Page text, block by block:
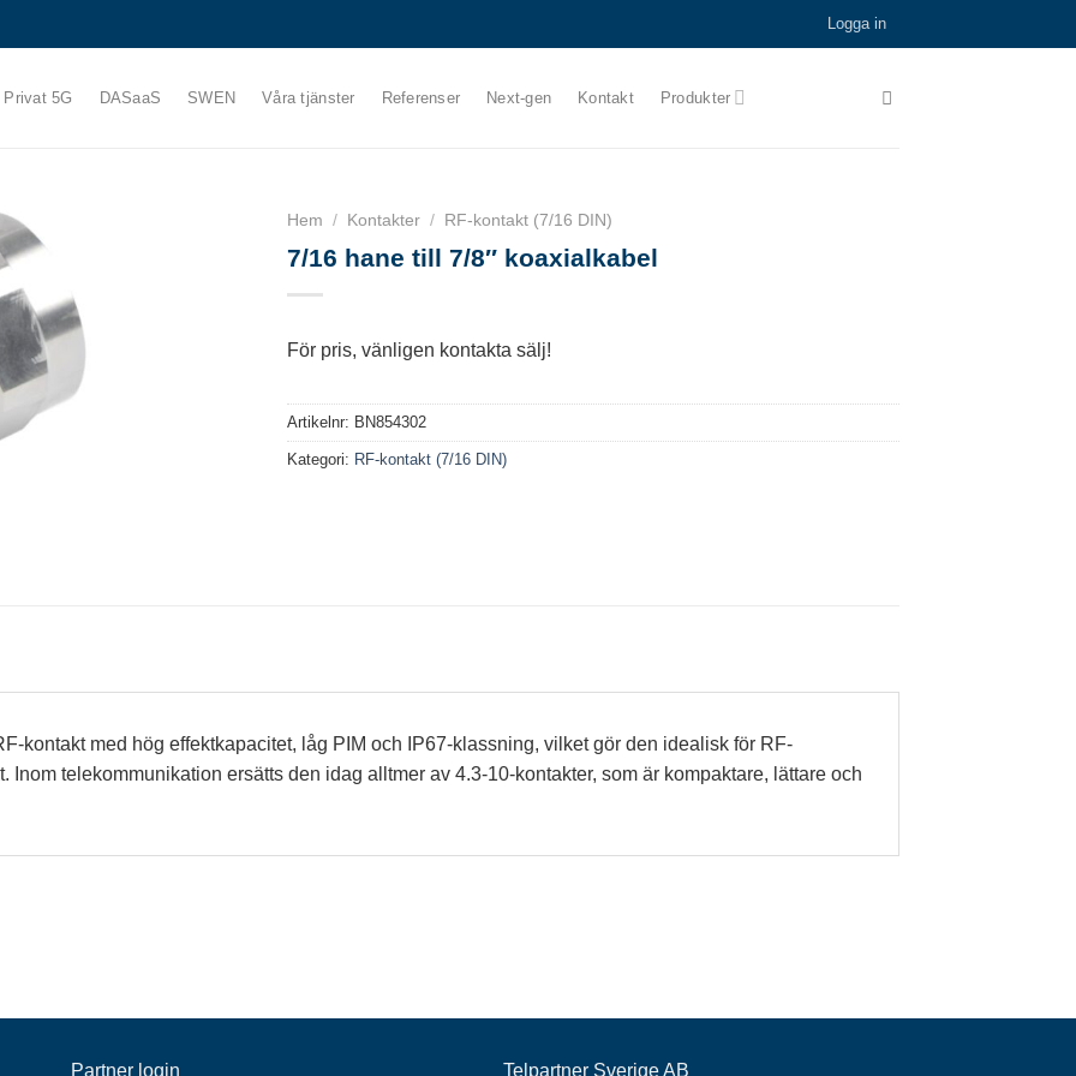
Logga in
Privat 5G DASaaS SWEN Våra tjänster Referenser Next-gen Kontakt Produkter
Hem / Kontakter / RF-kontakt (7/16 DIN)
7/16 hane till 7/8″ koaxialkabel
För pris, vänligen kontakta sälj!
Artikelnr: BN854302
Kategori: RF-kontakt (7/16 DIN)
kontakt med hög effektkapacitet, låg PIM och IP67-klassning, vilket gör den idealisk för RF-
Inom telekommunikation ersätts den idag alltmer av 4.3-10-kontakter, som är kompaktare, lättare och
Partner login Telpartner Sverige AB